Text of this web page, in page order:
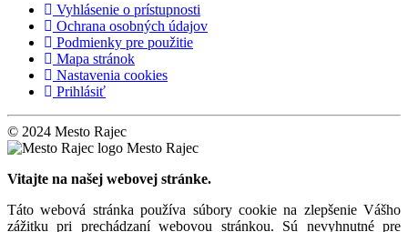
Vyhlásenie o prístupnosti
Ochrana osobných údajov
Podmienky pre použitie
Mapa stránok
Nastavenia cookies
Prihlásiť
© 2024 Mesto Rajec
Mesto Rajec
Vitajte na našej webovej stránke.
Táto webová stránka používa súbory cookie na zlepšenie Vášho
zážitku pri prechádzaní webovou stránkou. Sú nevyhnutné pre